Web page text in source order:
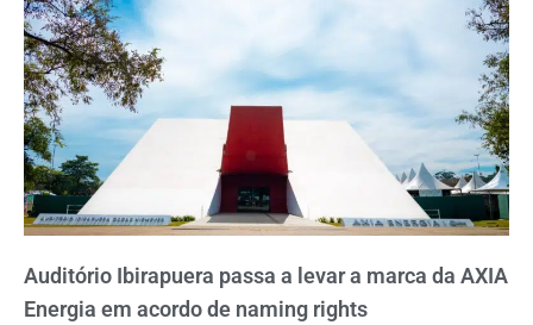
Auditório Ibirapuera passa a levar a marca da AXIA
Energia em acordo de naming rights